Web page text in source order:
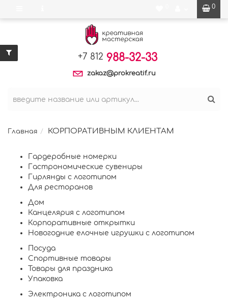
0
+7 812 988-32-33
zakaz@prokreatif.ru
Главная КОРПОРАТИВНЫМ КЛИЕНТАМ
Гардеробные номерки
Гастрономические сувениры
Гирлянды с логотипом
Для ресторанов
Дом
Канцелярия с логотипом
Корпоративные открытки
Новогодние елочные игрушки с логотипом
Посуда
Спортивные товары
Товары для праздника
Упаковка
Электроника с логотипом